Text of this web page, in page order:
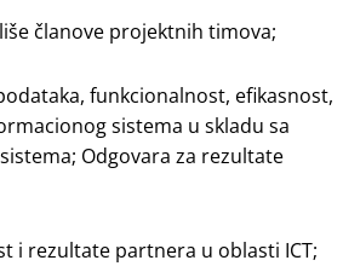
članove projektnih timova;
funkcionalnost, efikasnost,
sistema u skladu sa
Odgovara za rezultate
i rezultate partnera u oblasti ICT;